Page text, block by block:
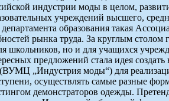
индустрии моды в целом,
учреждений высшего,
образования такая
рынка труда. За круглым
школьников, но и для учащихся
предложений стала идея создать
„Индустрия моды“) для
осуществлять самые разные
демонстраторов одежды.